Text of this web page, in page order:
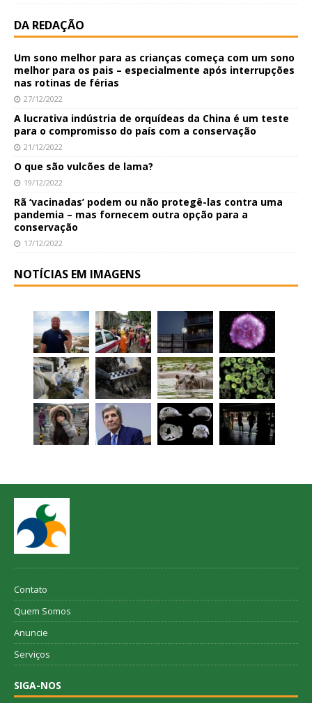
DA REDAÇÃO
Um sono melhor para as crianças começa com um sono
melhor para os pais – especialmente após interrupções
nas rotinas de férias
27/12/2022
A lucrativa indústria de orquídeas da China é um teste
para o compromisso do país com a conservação
21/12/2022
O que são vulcões de lama?
19/12/2022
Rã ‘vacinadas’ podem ou não protegê-las contra uma
pandemia – mas fornecem outra opção para a
conservação
17/12/2022
NOTÍCIAS EM IMAGENS
Contato
Quem Somos
Anuncie
Serviços
SIGA-NOS